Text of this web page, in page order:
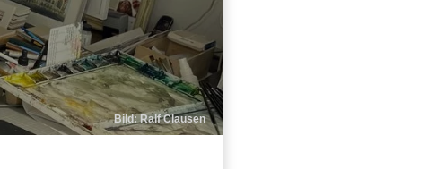
Bild: Ralf Clausen